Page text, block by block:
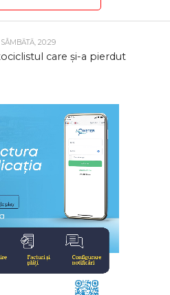
SÂMBĂTĂ, 20:29
care și-a pierdut